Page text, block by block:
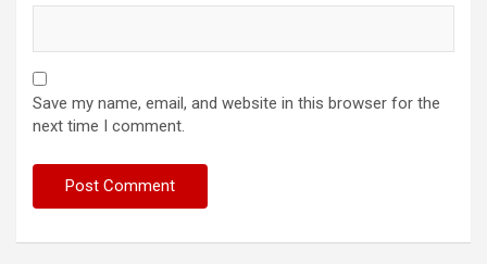
Save my name, email, and website in this browser for the
next time I comment.